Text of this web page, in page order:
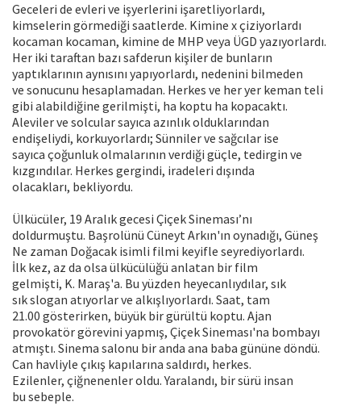
Geceleri de evleri ve işyerlerini işaretliyorlardı,
kimselerin görmediği saatlerde. Kimine x çiziyorlardı
kocaman kocaman, kimine de MHP veya ÜGD yazıyorlardı.
Her iki taraftan bazı safderun kişiler de bunların
yaptıklarının aynısını yapıyorlardı, nedenini bilmeden
ve sonucunu hesaplamadan. Herkes ve her yer keman teli
gibi alabildiğine gerilmişti, ha koptu ha kopacaktı.
Aleviler ve solcular sayıca azınlık olduklarından
endişeliydi, korkuyorlardı; Sünniler ve sağcılar ise
sayıca çoğunluk olmalarının verdiği güçle, tedirgin ve
kızgındılar. Herkes gergindi, iradeleri dışında
olacakları, bekliyordu.
Ülkücüler, 19 Aralık gecesi Çiçek Sineması’nı
doldurmuştu. Başrolünü Cüneyt Arkın'ın oynadığı, Güneş
Ne zaman Doğacak isimli filmi keyifle seyrediyorlardı.
İlk kez, az da olsa ülkücülüğü anlatan bir film
gelmişti, K. Maraş'a. Bu yüzden heyecanlıydılar, sık
sık slogan atıyorlar ve alkışlıyorlardı. Saat, tam
21.00 gösterirken, büyük bir gürültü koptu. Ajan
provokatör görevini yapmış, Çiçek Sineması'na bombayı
atmıştı. Sinema salonu bir anda ana baba gününe döndü.
Can havliyle çıkış kapılarına saldırdı, herkes.
Ezilenler, çiğnenenler oldu. Yaralandı, bir sürü insan
bu sebeple.